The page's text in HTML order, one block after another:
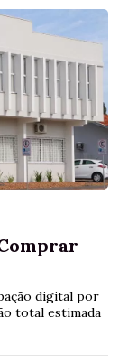
digital por
total estimada